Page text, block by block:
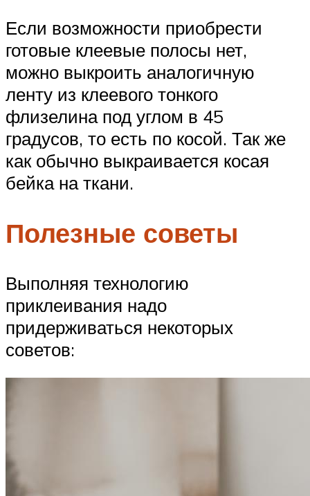
Если возможности приобрести
готовые клеевые полосы нет,
можно выкроить аналогичную
ленту из клеевого тонкого
флизелина под углом в 45
градусов, то есть по косой. Так же
как обычно выкраивается косая
бейка на ткани.
Полезные советы
Выполняя технологию
приклеивания надо
придерживаться некоторых
советов: